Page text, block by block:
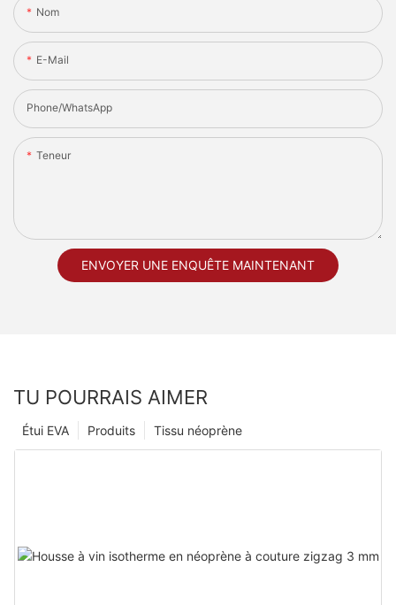
Nom
E-Mail
Phone/whatsApp
Teneur
ENVOYER UNE ENQUÊTE MAINTENANT
TU POURRAIS AIMER
Tissu néoprène
Produits
Étui EVA